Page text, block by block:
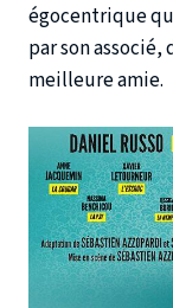
égocentrique
par son associé,
meilleure amie.